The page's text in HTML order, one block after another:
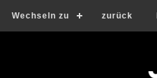
Wechseln zu zurück